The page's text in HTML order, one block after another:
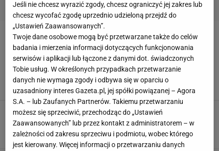
PRUDNIK
Na tę decyzję czekali! Ministerstwo wyłoży
ponad 40 mln zł. Oto cel
Bartosz Naus, 22 MAJA 2025, 23:16
Woda wyrwała ścianę i zrujnowała stadion.
Dantejskie sceny
SUBSKRYPCJA
Jeśli nie chcesz wyrazić zgody, chcesz ograniczyć jej zakres lub
chcesz wycofać zgodę uprzednio udzieloną przejdź do
„Ustawień Zaawansowanych”.
Twoje dane osobowe mogą być przetwarzane także do celów
badania i mierzenia informacji dotyczących funkcjonowania
serwisów i aplikacji lub łączone z danymi dot. świadczonych
Tobie usług. W określonych przypadkach przetwarzanie
danych nie wymaga zgody i odbywa się w oparciu o
uzasadniony interes Gazeta.pl, jej spółki powiązanej – Agora
S.A. – lub Zaufanych Partnerów. Takiemu przetwarzaniu
możesz się sprzeciwić, przechodząc do „Ustawień
Zaawansowanych” lub przez kontakt z administratorem – w
zależności od zakresu sprzeciwu i podmiotu, wobec którego
jest kierowany. Więcej informacji o przetwarzaniu danych